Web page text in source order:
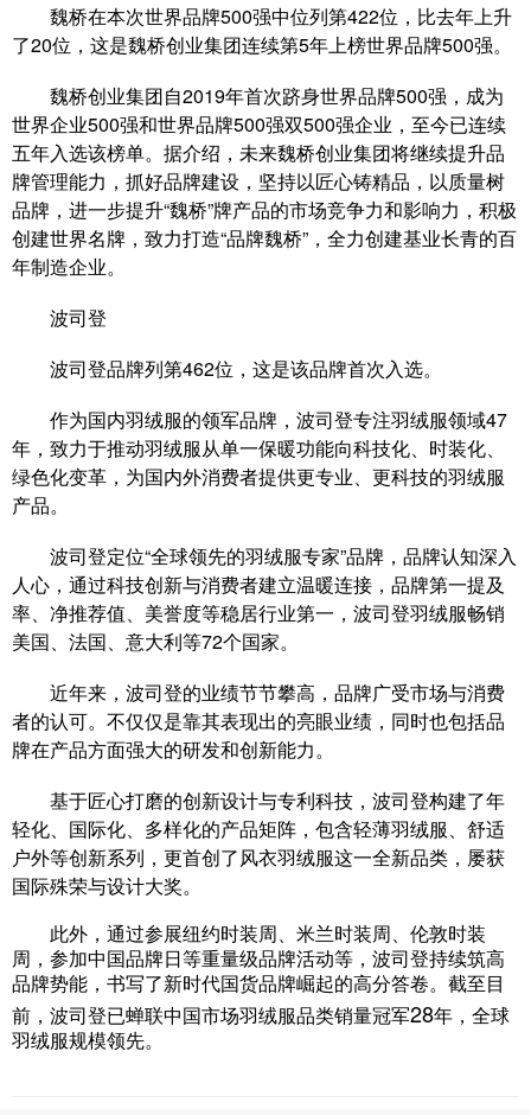
魏桥在本次世界品牌500强中位列第422位，比去年上升
了20位，这是魏桥创业集团连续第5年上榜世界品牌500强。
魏桥创业集团自2019年首次跻身世界品牌500强，成为
世界企业500强和世界品牌500强双500强企业，至今已连续
五年入选该榜单。据介绍，未来魏桥创业集团将继续提升品
牌管理能力，抓好品牌建设，坚持以匠心铸精品，以质量树
品牌，进一步提升“魏桥”牌产品的市场竞争力和影响力，积极
创建世界名牌，致力打造“品牌魏桥”，全力创建基业长青的百
年制造企业。
波司登
波司登品牌列第462位，这是该品牌首次入选。
作为国内羽绒服的领军品牌，波司登专注羽绒服领域47
年，致力于推动羽绒服从单一保暖功能向科技化、时装化、
绿色化变革，为国内外消费者提供更专业、更科技的羽绒服
产品。
波司登定位“全球领先的羽绒服专家”品牌，品牌认知深入
人心，通过科技创新与消费者建立温暖连接，品牌第一提及
率、净推荐值、美誉度等稳居行业第一，波司登羽绒服畅销
美国、法国、意大利等72个国家。
近年来，波司登的业绩节节攀高，品牌广受市场与消费
者的认可。不仅仅是靠其表现出的亮眼业绩，同时也包括品
牌在产品方面强大的研发和创新能力。
基于匠心打磨的创新设计与专利科技，波司登构建了年
轻化、国际化、多样化的产品矩阵，包含轻薄羽绒服、舒适
户外等创新系列，更首创了风衣羽绒服这一全新品类，屡获
国际殊荣与设计大奖。
此外，通过参展纽约时装周、米兰时装周、伦敦时装
周，参加中国品牌日等重量级品牌活动等，波司登持续筑高
品牌势能，书写了新时代国货品牌崛起的高分答卷。截至目
前，波司登已蝉联中国市场羽绒服品类销量冠军28年，全球
羽绒服规模领先。